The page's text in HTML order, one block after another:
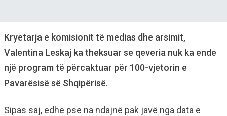
Kryetarja e komisionit të medias dhe arsimit,
Valentina Leskaj ka theksuar se qeveria nuk ka ende
një program të përcaktuar për 100-vjetorin e
Pavarësisë së Shqipërisë.
Sipas saj, edhe pse na ndajnë pak javë nga data e